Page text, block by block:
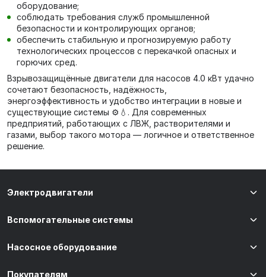
оборудование;
соблюдать требования служб промышленной
безопасности и контролирующих органов;
обеспечить стабильную и прогнозируемую работу
технологических процессов с перекачкой опасных и
горючих сред.
Взрывозащищённые двигатели для насосов 4.0 кВт удачно
сочетают безопасность, надёжность,
энергоэффективность и удобство интеграции в новые и
существующие системы ⚙️💧. Для современных
предприятий, работающих с ЛВЖ, растворителями и
газами, выбор такого мотора — логичное и ответственное
решение.
Электродвигатели
Вспомогательные системы
Насосное оборудование
Покупателям